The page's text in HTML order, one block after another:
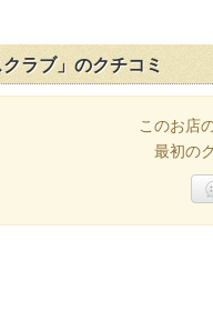
クラブ」のクチコミ
このお店
最初の